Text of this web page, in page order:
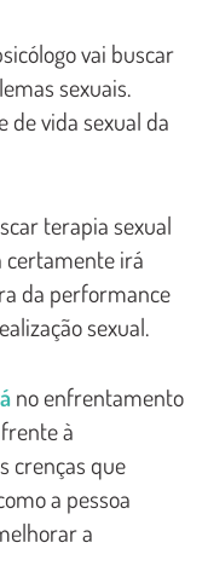
vai buscar
sexuais.
de vida sexual da
terapia sexual
certamente irá
da performance
sexual.
no enfrentamento
à
crenças que
a pessoa
a